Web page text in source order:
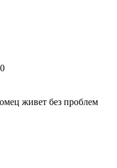
живет без проблем